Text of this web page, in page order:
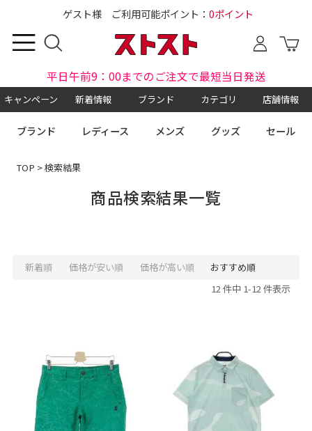
ゲスト様 ご利用可能ポイント： 0ポイント
平日午前9：00までのご注文で最短当日発送
キャンペーン 新着情報 ブランド カテゴリ 店舗情報
ブランド レディース メンズ グッズ セール
TOP > 検索結果
商品検索結果一覧
新着順 価格が安い順 価格が高い順
おすすめ順
12 件中 1-12 件表示